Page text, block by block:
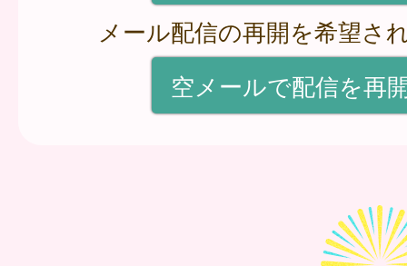
メール配信の再開を希望さ
空メールで配信を再